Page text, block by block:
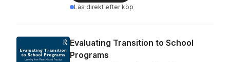
Läs direkt efter köp
Evaluating Transition to School
Programs